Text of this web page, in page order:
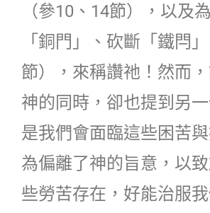
（參10、14節），以及
「銅門」、砍斷「鐵閂
節），來稱讚祂！然而
神的同時，卻也提到另
是我們會面臨這些困苦
為偏離了神的旨意，以
些勞苦存在，好能治服